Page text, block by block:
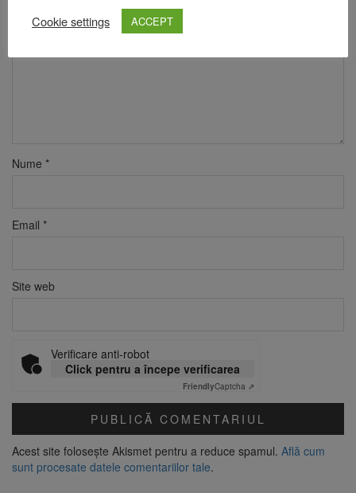
Nume *
Email *
Site web
Verificare anti-robot
Click pentru a începe verificarea
FriendlyCaptcha ⇗
Acest site folosește Akismet pentru a reduce spamul. Află cum
sunt procesate datele comentariilor tale.
Cookie settings
ACCEPT